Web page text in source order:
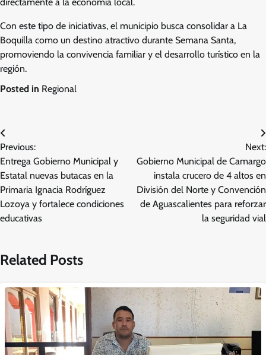
Con este tipo de iniciativas, el municipio busca consolidar a La
Boquilla como un destino atractivo durante Semana Santa,
promoviendo la convivencia familiar y el desarrollo turístico en la
región.
Posted in Regional
Navegación
de
entradas
Previous:
Entrega Gobierno Municipal y
Estatal nuevas butacas en la
Primaria Ignacia Rodríguez
Lozoya y fortalece condiciones
educativas
Next:
Gobierno Municipal de Camargo
instala crucero de 4 altos en
División del Norte y Convención
de Aguascalientes para reforzar
la seguridad vial
Related Posts